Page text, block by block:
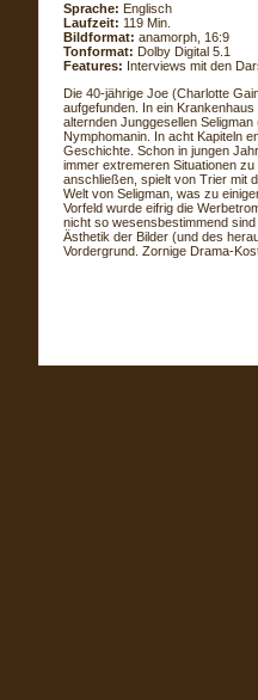
Sprache: Englisch
Laufzeit: 119 Min.
Bildformat: anamorph, 16:9
Tonformat: Dolby Digital 5.1
Features: Interviews mit den
Die 40-jährige Joe (Charlotte
aufgefunden. In ein
alternden Junggesellen
Nymphomanin. In acht Kapiteln
Geschichte. Schon in jungen
immer extremeren Situationen
anschließen, spielt von Trier mit
Welt von Seligman, was zu
Vorfeld wurde eifrig die
nicht so wesensbestimmend
Ästhetik der Bilder (und des
Vordergrund. Zornige Drama-